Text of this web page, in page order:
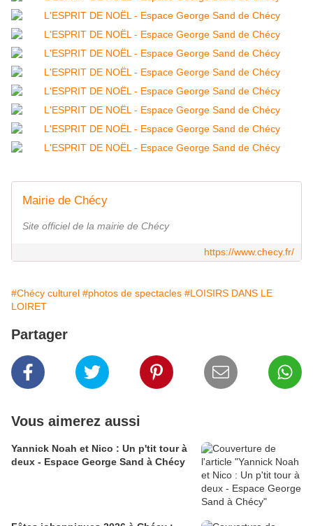
Mairie de Chécy
Site officiel de la mairie de Chécy
https://www.checy.fr/
#Chécy culturel #photos de spectacles #LOISIRS DANS LE
LOIRET
Partager
Vous aimerez aussi
Yannick Noah et Nico : Un p'tit tour à
deux - Espace George Sand à Chécy